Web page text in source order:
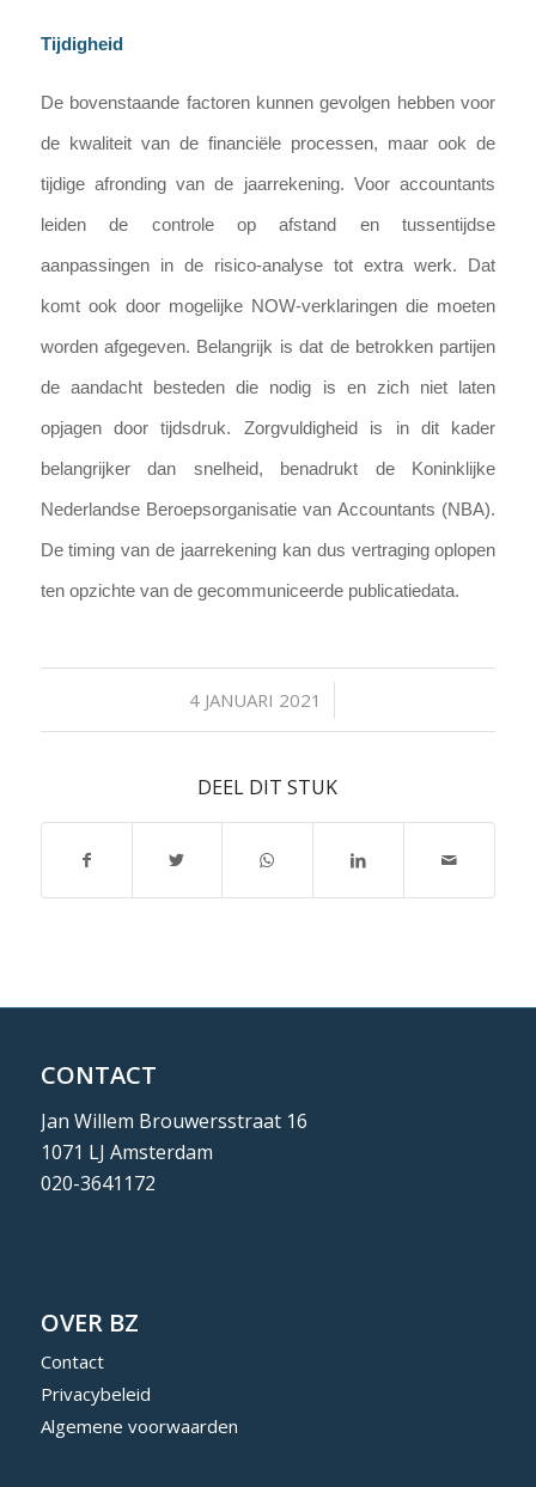
Tijdigheid
De bovenstaande factoren kunnen gevolgen hebben voor
de kwaliteit van de financiële processen, maar ook de
tijdige afronding van de jaarrekening. Voor accountants
leiden de controle op afstand en tussentijdse
aanpassingen in de risico-analyse tot extra werk. Dat
komt ook door mogelijke NOW-verklaringen die moeten
worden afgegeven. Belangrijk is dat de betrokken partijen
de aandacht besteden die nodig is en zich niet laten
opjagen door tijdsdruk. Zorgvuldigheid is in dit kader
belangrijker dan snelheid, benadrukt de Koninklijke
Nederlandse Beroepsorganisatie van Accountants (NBA).
De timing van de jaarrekening kan dus vertraging oplopen
ten opzichte van de gecommuniceerde publicatiedata.
4 JANUARI 2021
/
DEEL DIT STUK
CONTACT
Jan Willem Brouwersstraat 16
1071 LJ Amsterdam
020-3641172
OVER BZ
Contact
Privacybeleid
Algemene voorwaarden